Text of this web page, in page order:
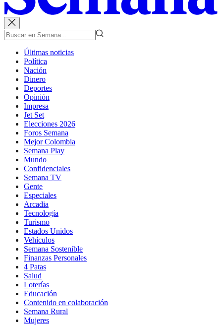
Últimas noticias
Política
Nación
Dinero
Deportes
Opinión
Impresa
Jet Set
Elecciones 2026
Foros Semana
Mejor Colombia
Semana Play
Mundo
Confidenciales
Semana TV
Gente
Especiales
Arcadia
Tecnología
Turismo
Estados Unidos
Vehículos
Semana Sostenible
Finanzas Personales
4 Patas
Salud
Loterías
Educación
Contenido en colaboración
Semana Rural
Mujeres